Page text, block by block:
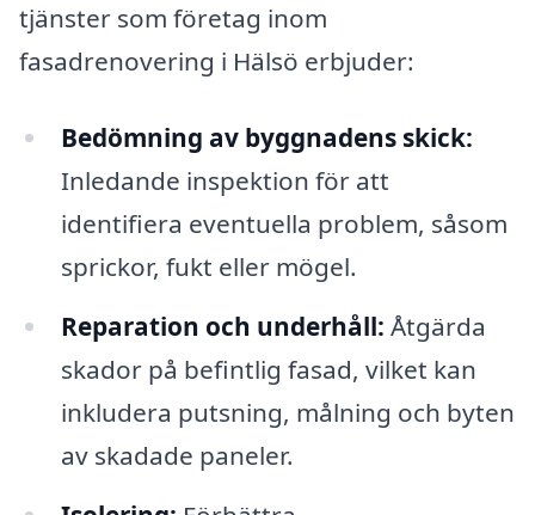
tjänster som företag inom
fasadrenovering i Hälsö erbjuder:
Bedömning av byggnadens skick:
Inledande inspektion för att
identifiera eventuella problem, såsom
sprickor, fukt eller mögel.
Reparation och underhåll: Åtgärda
skador på befintlig fasad, vilket kan
inkludera putsning, målning och byten
av skadade paneler.